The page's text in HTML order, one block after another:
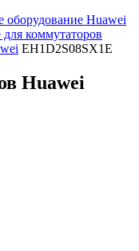
оборудование Huawei
коммутаторов
EH1D2S08SX1E
Huawei